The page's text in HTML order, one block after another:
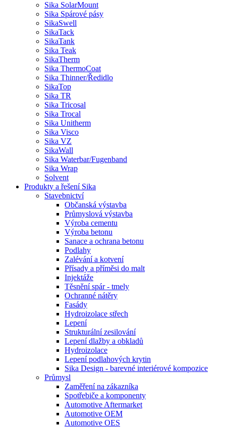
Sika SolarMount
Sika Spárové pásy
SikaSwell
SikaTack
SikaTank
Sika Teak
SikaTherm
Sika ThermoCoat
Sika Thinner/Ředidlo
SikaTop
Sika TR
Sika Tricosal
Sika Trocal
Sika Unitherm
Sika Visco
Sika VZ
SikaWall
Sika Waterbar/Fugenband
Sika Wrap
Solvent
Produkty a řešení Sika
Stavebnictví
Občanská výstavba
Průmyslová výstavba
Výroba cementu
Výroba betonu
Sanace a ochrana betonu
Podlahy
Zalévání a kotvení
Přísady a příměsi do malt
Injektáže
Těsnění spár - tmely
Ochranné nátěry
Fasády
Hydroizolace střech
Lepení
Strukturální zesilování
Lepení dlažby a obkladů
Hydroizolace
Lepení podlahových krytin
Sika Design - barevné interiérové kompozice
Průmysl
Zaměření na zákazníka
Spotřebiče a komponenty
Automotive Aftermarket
Automotive OEM
Automotive OES